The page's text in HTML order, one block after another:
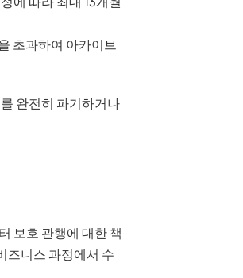
초과하여 아카이브
완전히 파기하거나
보호 관행에 대한 책
즈니스 과정에서 수